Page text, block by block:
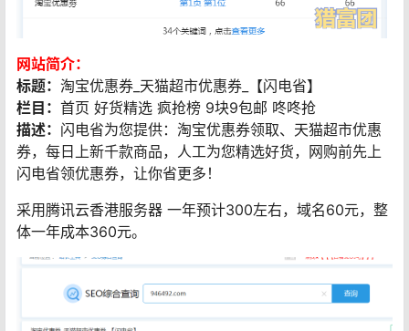
网站简介：
标题： 淘宝优惠券_天猫超市优惠券_【闪电省】
栏目： 首页 好货精选 疯抢榜 9块9包邮 咚咚抢
描述： 闪电省为您提供：淘宝优惠券领取、天猫超市优惠
券，每日上新千款商品，人工为您精选好货，网购前先上
闪电省领优惠券，让你省更多！
采用腾讯云香港服务器 一年预计300左右，域名60元，整
体一年成本360元。